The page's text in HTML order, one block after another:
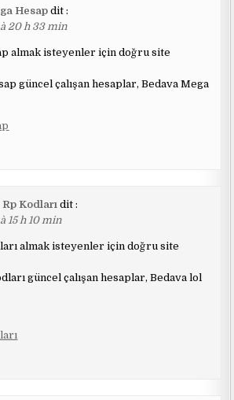
Hesap dit :
20 h 33 min
almak isteyenler için doğru site
güncel çalışan hesaplar, Bedava Mega
Kodları dit :
15 h 10 min
almak isteyenler için doğru site
güncel çalışan hesaplar, Bedava lol